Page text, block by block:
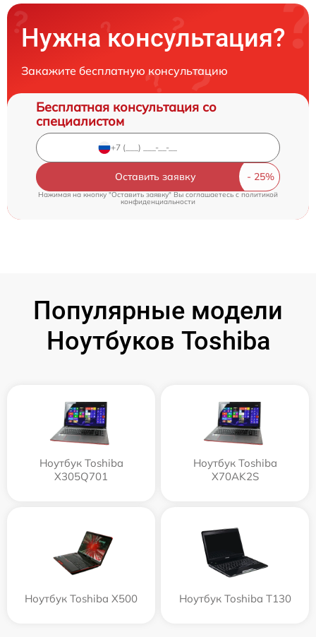
Нужна консультация?
Закажите бесплатную консультацию
Бесплатная консультация со
специалистом
Оставить заявку
Нажимая на кнопку "Оставить заявку" Вы соглашаетесь cполитикой
конфиденциальности
Популярные модели
Ноутбуков Toshiba
Ноутбук Toshiba
X305Q701
Ноутбук Toshiba
X70AK2S
Ноутбук Toshiba X500 Ноутбук Toshiba T130